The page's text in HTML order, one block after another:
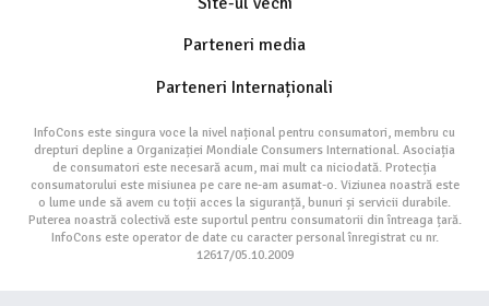
Parteneri media
Parteneri Internaționali
InfoCons este singura voce la nivel național pentru consumatori, membru cu
drepturi depline a Organizației Mondiale Consumers International. Asociația
de consumatori este necesară acum, mai mult ca niciodată. Protecția
consumatorului este misiunea pe care ne-am asumat-o. Viziunea noastră este
o lume unde să avem cu toții acces la siguranță, bunuri și servicii durabile.
Puterea noastră colectivă este suportul pentru consumatorii din întreaga țară.
InfoCons este operator de date cu caracter personal înregistrat cu nr.
12617/05.10.2009